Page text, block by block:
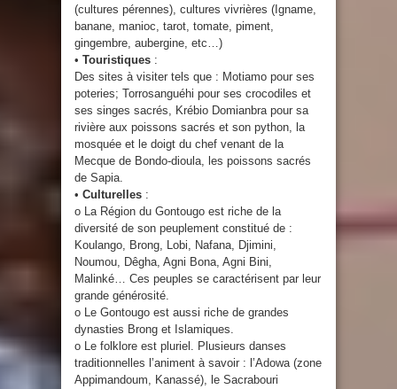
(cultures pérennes), cultures vivrières (Igname,
banane, manioc, tarot, tomate, piment,
gingembre, aubergine, etc…)
• Touristiques :
Des sites à visiter tels que : Motiamo pour ses
poteries; Torrosanguéhi pour ses crocodiles et
ses singes sacrés, Krébio Domianbra pour sa
rivière aux poissons sacrés et son python, la
mosquée et le doigt du chef venant de la
Mecque de Bondo-dioula, les poissons sacrés
de Sapia.
• Culturelles :
o La Région du Gontougo est riche de la
diversité de son peuplement constitué de :
Koulango, Brong, Lobi, Nafana, Djimini,
Noumou, Dêgha, Agni Bona, Agni Bini,
Malinké… Ces peuples se caractérisent par leur
grande générosité.
o Le Gontougo est aussi riche de grandes
dynasties Brong et Islamiques.
o Le folklore est pluriel. Plusieurs danses
traditionnelles l’animent à savoir : l’Adowa (zone
Appimandoum, Kanassé), le Sacrabouri